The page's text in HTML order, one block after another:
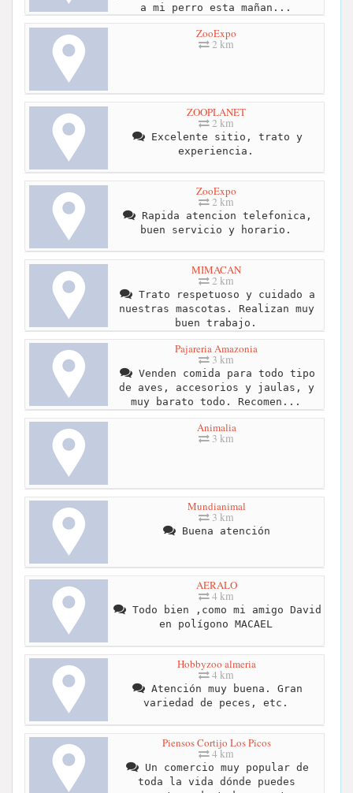
a mi perro esta mañan...
ZooExpo
2 km
ZOOPLANET
2 km
Excelente sitio, trato y
experiencia.
ZooExpo
2 km
Rapida atencion telefonica,
buen servicio y horario.
MIMACAN
2 km
Trato respetuoso y cuidado a
nuestras mascotas. Realizan muy
buen trabajo.
Pajareria Amazonia
3 km
Venden comida para todo tipo
de aves, accesorios y jaulas, y
muy barato todo. Recomen...
Animalia
3 km
Mundianimal
3 km
Buena atención
AERALO
4 km
Todo bien ,como mi amigo David
en polígono MACAEL
Hobbyzoo almeria
4 km
Atención muy buena. Gran
variedad de peces, etc.
Piensos Cortijo Los Picos
4 km
Un comercio muy popular de
toda la vida dónde puedes